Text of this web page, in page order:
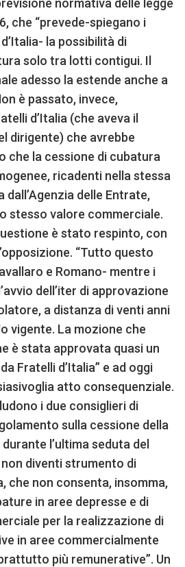
normativa delle legge
che “prevede-spiegano i
la possibilità di
solo tra lotti contigui. Il
adesso la estende anche a
è passato, invece,
d’Italia (che aveva il
dirigente) che avrebbe
che la cessione di cubatura
ricadenti nella stessa
dall’Agenzia delle Entrate,
stesso valore commerciale.
è stato respinto, con
“Tutto questo
e Romano- mentre i
dell’iter di approvazione
a distanza di venti anni
vigente. La mozione che
è stata approvata quasi un
Fratelli d’Italia” e ad oggi
atto consequenziale.
i due consiglieri di
sulla cessione della
l’ultima seduta del
diventi strumento di
che non consenta, insomma,
in aree depresse e di
per la realizzazione di
in aree commercialmente
più remunerative”. Un